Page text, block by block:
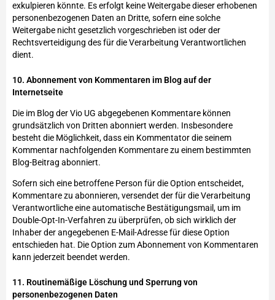
exkulpieren könnte. Es erfolgt keine Weitergabe dieser erhobenen
personenbezogenen Daten an Dritte, sofern eine solche
Weitergabe nicht gesetzlich vorgeschrieben ist oder der
Rechtsverteidigung des für die Verarbeitung Verantwortlichen
dient.
10. Abonnement von Kommentaren im Blog auf der
Internetseite
Die im Blog der Vio UG abgegebenen Kommentare können
grundsätzlich von Dritten abonniert werden. Insbesondere
besteht die Möglichkeit, dass ein Kommentator die seinem
Kommentar nachfolgenden Kommentare zu einem bestimmten
Blog-Beitrag abonniert.
Sofern sich eine betroffene Person für die Option entscheidet,
Kommentare zu abonnieren, versendet der für die Verarbeitung
Verantwortliche eine automatische Bestätigungsmail, um im
Double-Opt-In-Verfahren zu überprüfen, ob sich wirklich der
Inhaber der angegebenen E-Mail-Adresse für diese Option
entschieden hat. Die Option zum Abonnement von Kommentaren
kann jederzeit beendet werden.
11. Routinemäßige Löschung und Sperrung von
personenbezogenen Daten